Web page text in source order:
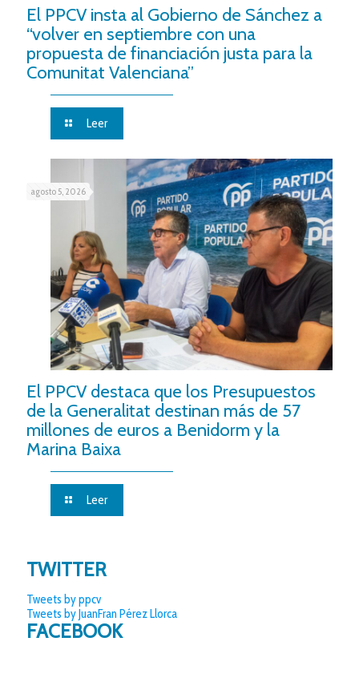
El PPCV insta al Gobierno de Sánchez a
“volver en septiembre con una
propuesta de financiación justa para la
Comunitat Valenciana”
Leer
agosto 5, 2026
El PPCV destaca que los Presupuestos
de la Generalitat destinan más de 57
millones de euros a Benidorm y la
Marina Baixa
Leer
TWITTER
Tweets by ppcv
Tweets by JuanFran Pérez Llorca
FACEBOOK